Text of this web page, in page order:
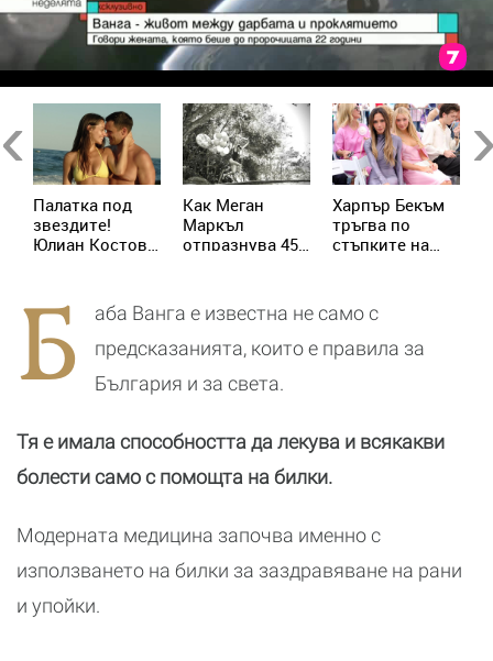
Палатка под
звездите!
Юлиан Костов
най-
романтичната
почивка
Как Меган
Маркъл
отпразнува 45-
Хари
Харпър Бекъм
тръгва по
стъпките на
собствен
козметичен
бранд
Б
аба Ванга е известна не само с
предсказанията, които е правила за
България и за света.
Тя е имала способността да лекува и всякакви
болести само с помощта на билки.
Модерната медицина започва именно с
използването на билки за заздравяване на рани
и упойки.